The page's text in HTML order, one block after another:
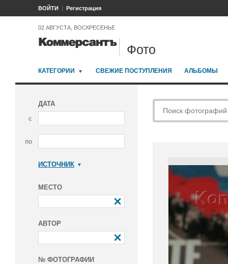
ВОЙТИ Регистрация
02 АВГУСТА, ВОСКРЕСЕНЬЕ
Фото
КАТЕГОРИИ СВЕЖИЕ ПОСТУПЛЕНИЯ АЛЬБОМЫ
ДАТА
с
по
ИСТОЧНИК
МЕСТО
АВТОР
№ ФОТОГРАФИИ